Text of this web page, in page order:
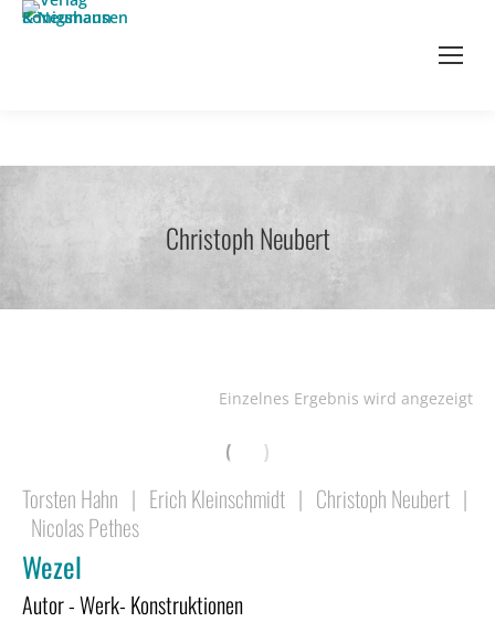
Christoph Neubert
Einzelnes Ergebnis wird angezeigt
Torsten Hahn | Erich Kleinschmidt | Christoph Neubert |
Nicolas Pethes
Wezel
Autor - Werk- Konstruktionen